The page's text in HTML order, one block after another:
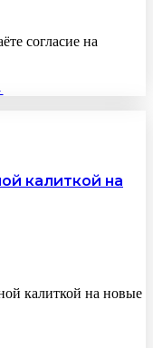
согласие на
калиткой на
калиткой на новые